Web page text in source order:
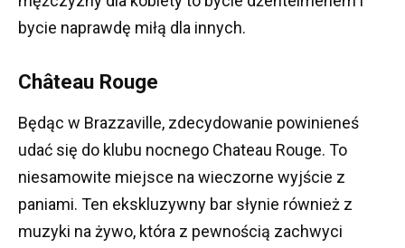
bycie naprawdę miłą dla innych.
Château Rouge
Będąc w Brazzaville, zdecydowanie powinieneś
udać się do klubu nocnego Chateau Rouge. To
niesamowite miejsce na wieczorne wyjście z
paniami. Ten ekskluzywny bar słynie również z
muzyki na żywo, która z pewnością zachwyci